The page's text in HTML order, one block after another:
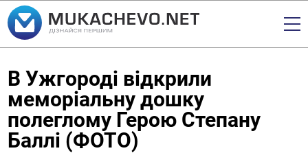
В Ужгороді відкрили
меморіальну дошку
полеглому Герою Степану
Баллі (ФОТО)